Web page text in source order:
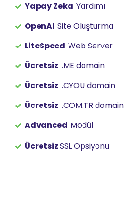
Yapay Zeka Yardımı
OpenAI Site Oluşturma
LiteSpeed Web Server
Ücretsiz .ME domain
Ücretsiz .CYOU domain
Ücretsiz .COM.TR domain
Advanced Modül
ÜcretsizSSL Opsiyonu